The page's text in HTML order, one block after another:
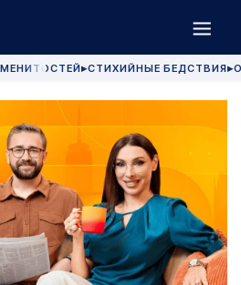
▶СТИХИЙНЫЕ БЕДСТВИЯ▶